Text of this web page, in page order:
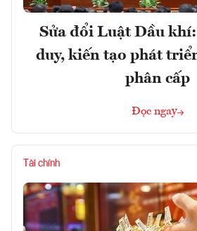
Sửa đổi Luật Dầu
duy, kiến tạo phát
phân cấp
Đọc ngay
Tài chính